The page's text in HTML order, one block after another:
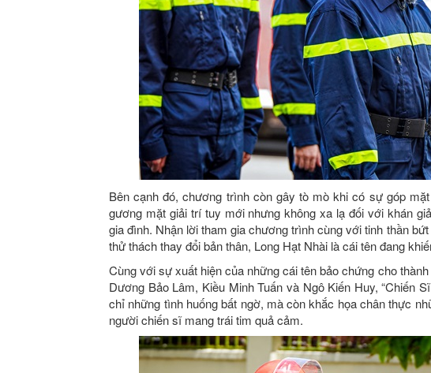
Bên cạnh đó, chương trình còn gây tò mò khi có sự góp
gương mặt giải trí tuy mới nhưng không xa lạ đối với khán
gia đình. Nhận lời tham gia chương trình cùng với tinh thần
thử thách thay đổi bản thân, Long Hạt Nhài là cái tên đang
Cùng với sự xuất hiện của những cái tên bảo chứng cho
Dương Bảo Lâm, Kiều Minh Tuấn và Ngô Kiến Huy, “Chiến
chỉ những tình huống bất ngờ, mà còn khắc họa chân thực
người chiến sĩ mang trái tim quả cảm.